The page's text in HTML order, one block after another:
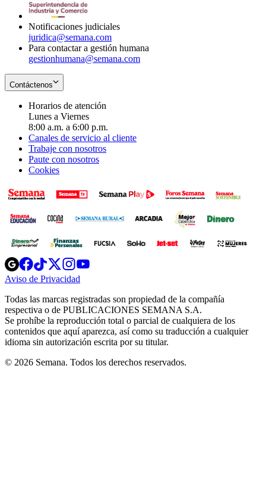
Notificaciones judiciales
juridica@semana.com
Para contactar a gestión humana
gestionhumana@semana.com
Contáctenos
Horarios de atención
Lunes a Viernes
8:00 a.m. a 6:00 p.m.
Canales de servicio al cliente
Trabaje con nosotros
Paute con nosotros
Cookies
Opens
in
new
Opens
in
new
Opens
in
new
window
Opens
new
windowwindow
Aviso de Privacidad
new
window
Todas las marcas registradas son propiedad de la compañía
respectiva o de PUBLICACIONES SEMANA S.A.
Se prohíbe la reproducción total o parcial de cualquiera de los
contenidos que aquí aparezca, así como su traducción a cualquier
idioma sin autorización escrita por su titular.
© 2026 Semana. Todos los derechos reservados.